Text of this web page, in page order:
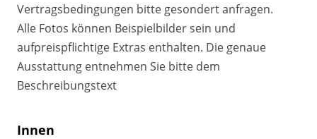
Vertragsbedingungen bitte gesondert anfragen.
Alle Fotos können Beispielbilder sein und
aufpreispflichtige Extras enthalten. Die genaue
Ausstattung entnehmen Sie bitte dem
Beschreibungstext
Innen